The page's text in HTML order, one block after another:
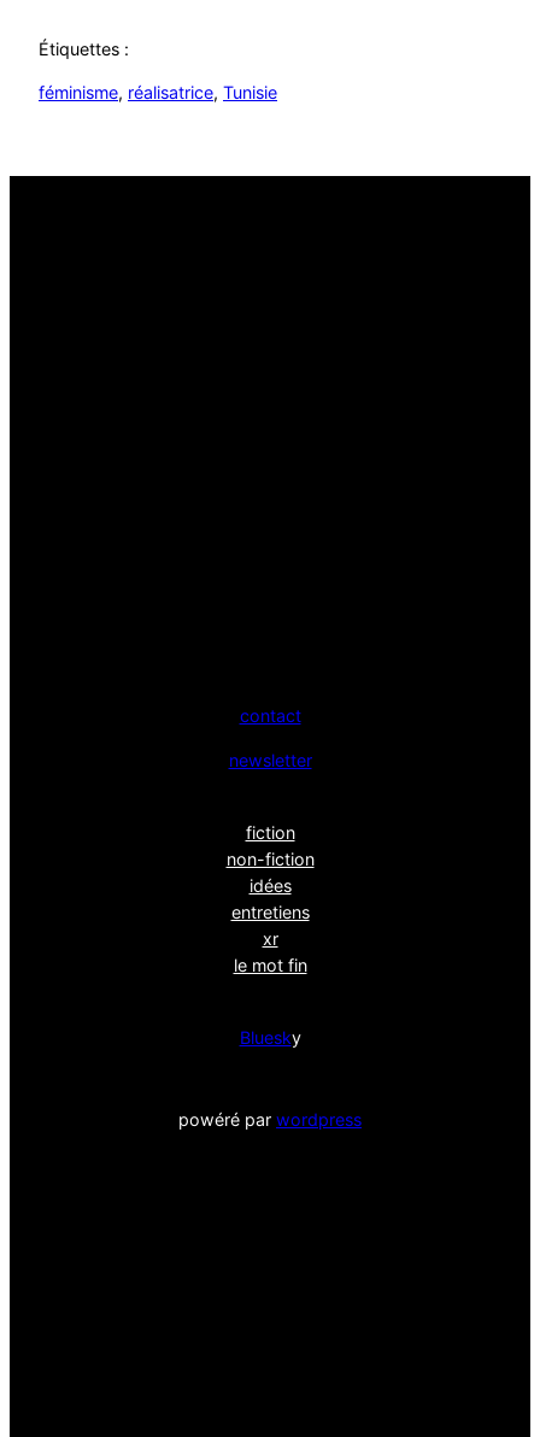
Étiquettes :
féminisme, réalisatrice, Tunisie
contact
newsletter
fiction
non-fiction
idées
entretiens
xr
le mot fin
Bluesky
powéré par wordpress